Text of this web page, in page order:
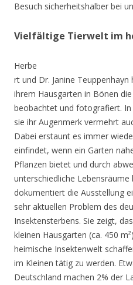
Besuch sicherheitshalber bei
Vielfältige Tierwelt im
Herbe
rt und Dr. Janine Teuppenhayn
ihrem Hausgarten in Bönen
beobachtet und fotografiert.
sie ihr Augenmerk vermehrt
Dabei erstaunt es immer
einfindet, wenn ein Garten
Pflanzen bietet und durch
unterschiedliche
dokumentiert die Ausstellung
sehr aktuellen Problem des
Insektensterbens. Sie zeigt,
kleinen Hausgarten (ca. 450
heimische Insektenwelt
im Kleinen tätig zu werden.
Deutschland machen 2% der